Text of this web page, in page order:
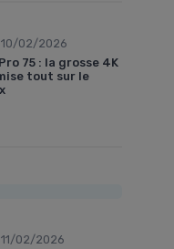
10/02/2026
Pro 75 : la grosse 4K
mise tout sur le
11/02/2026